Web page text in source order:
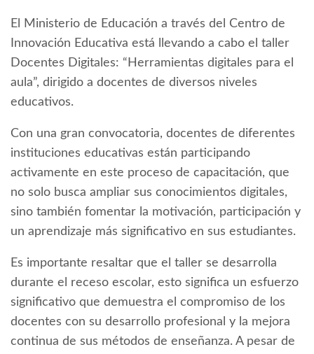
El Ministerio de Educación a través del Centro de
Innovación Educativa está llevando a cabo el taller
Docentes Digitales: “Herramientas digitales para el
aula”, dirigido a docentes de diversos niveles
educativos.
Con una gran convocatoria, docentes de diferentes
instituciones educativas están participando
activamente en este proceso de capacitación, que
no solo busca ampliar sus conocimientos digitales,
sino también fomentar la motivación, participación y
un aprendizaje más significativo en sus estudiantes.
Es importante resaltar que el taller se desarrolla
durante el receso escolar, esto significa un esfuerzo
significativo que demuestra el compromiso de los
docentes con su desarrollo profesional y la mejora
continua de sus métodos de enseñanza. A pesar de